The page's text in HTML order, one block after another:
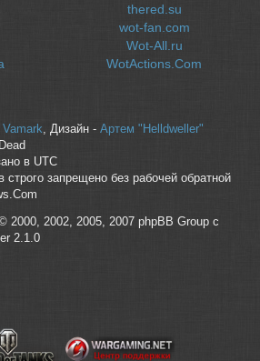
thered.su
wot-fan.com
Wot-All.ru
WotActions.Com
Vamark, Дизайн - Артем "Helldweller"
в UTC
строго запрещено без рабочей обратной
2000, 2002, 2005, 2007 phpBB Group с
2.1.0